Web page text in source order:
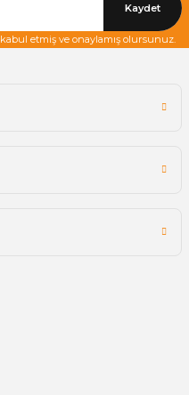
Kaydet
kabul etmiş ve onaylamış olursunuz.